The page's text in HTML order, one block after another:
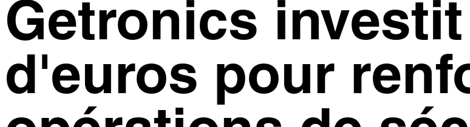
Getronics
d'euros pour